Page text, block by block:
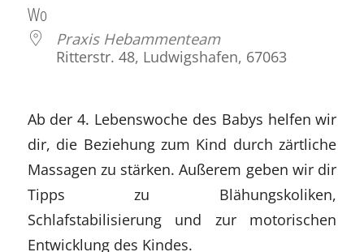
Wo
Praxis Hebammenteam
Ritterstr. 48, Ludwigshafen, 67063
Ab der 4. Lebenswoche des Babys helfen wir
dir, die Beziehung zum Kind durch zärtliche
Massagen zu stärken. Außerem geben wir dir
Tipps zu Blähungskoliken,
Schlafstabilisierung und zur motorischen
Entwicklung des Kindes.